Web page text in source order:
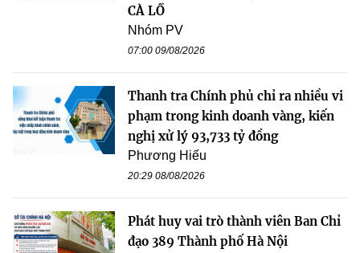
CÀ LỒ
Nhóm PV
07:00 09/08/2026
Thanh tra Chính phủ chỉ ra nhiều vi
phạm trong kinh doanh vàng, kiến
nghị xử lý 93,733 tỷ đồng
Phương Hiếu
20:29 08/08/2026
Phát huy vai trò thành viên Ban Chỉ
đạo 389 Thành phố Hà Nội